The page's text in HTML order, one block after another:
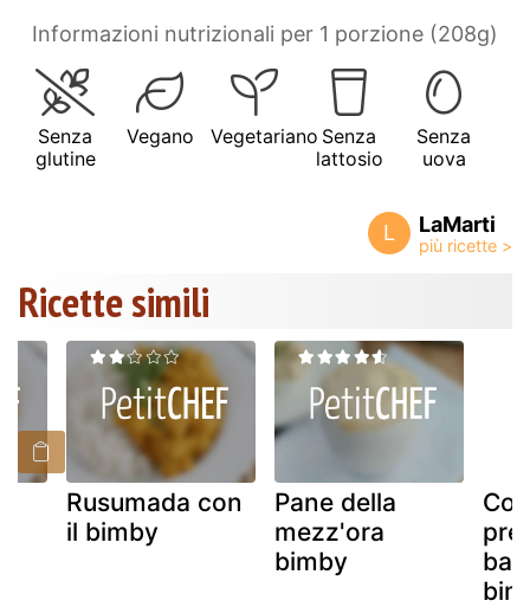
Informazioni nutrizionali per 1 porzione (208g)
Senza
glutine
Vegano Vegetariano Senza
lattosio
Senza
uova
L LaMarti
Ricette simili
Rusumada con
il bimby
Pane della
mezz'ora
bimby